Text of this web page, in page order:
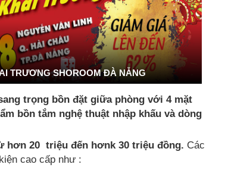
TRƯƠNG SHOROOM ĐÀ NẴNG
trọng bồn đặt giữa phòng với 4 mặt
bồn tắm nghệ thuật nhập khấu và dòng
hơn 20 triệu đến hơnk 30 triệu đồng. Các
cao cấp như :